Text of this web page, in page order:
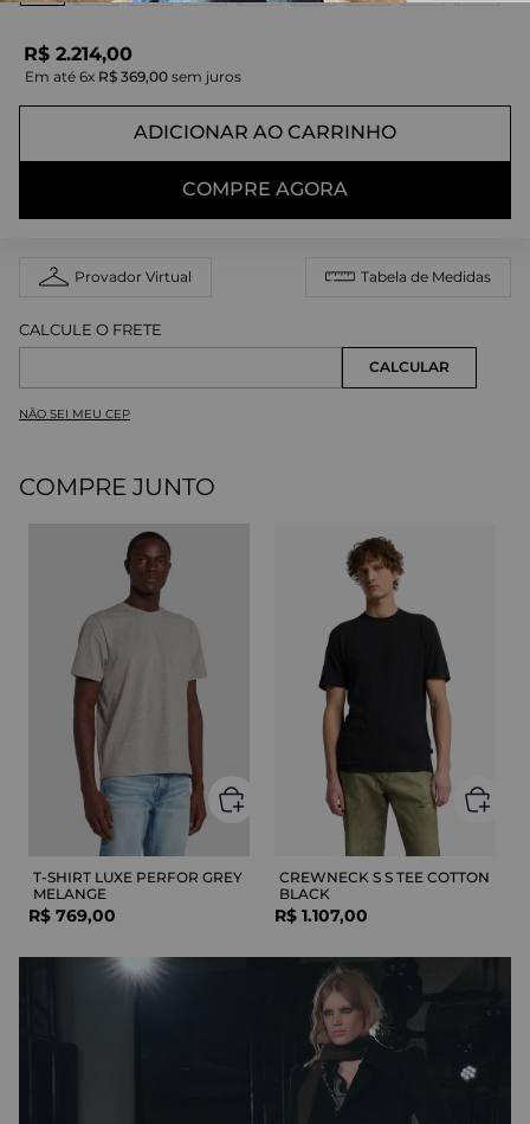
R$ 2.214,00
Em até 6x R$ 369,00 sem juros
ADICIONAR AO CARRINHO
COMPRE AGORA
Provador Virtual Tabela de Medidas
NÃO SEI MEU CEP
COMPRE JUNTO
T-SHIRT LUXE PERFOR GREY
MELANGE
R$ 769,00
CREWNECK S S TEE COTTON
BLACK
R$ 1.107,00